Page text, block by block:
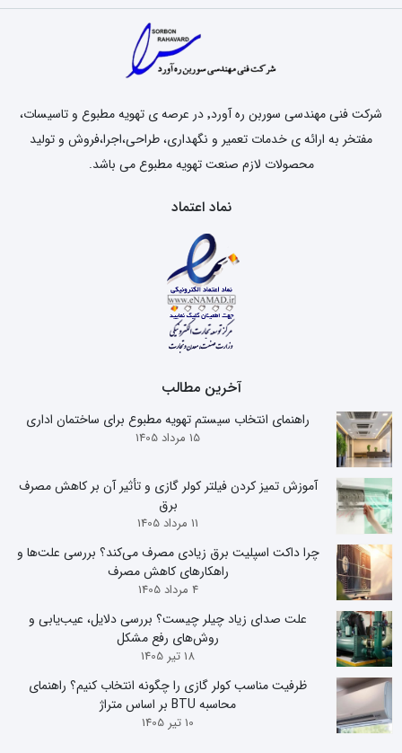
شرکت فنی مهندسی سوربن ره آورد٬ در عرصه ی تهویه مطبوع و تاسیسات،
مفتخر به ارائه ی خدمات تعمیر و نگهداری، طراحی،اجرا،فروش و تولید
محصولات لازم صنعت تهویه مطبوع می باشد.
نماد اعتماد
آخرین مطالب
راهنمای انتخاب سیستم تهویه مطبوع برای ساختمان اداری
15 مرداد 1405
آموزش تمیز کردن فیلتر کولر گازی و تأثیر آن بر کاهش مصرف
برق
11 مرداد 1405
چرا داکت اسپلیت برق زیادی مصرف می‌کند؟ بررسی علت‌ها و
راهکارهای کاهش مصرف
4 مرداد 1405
علت صدای زیاد چیلر چیست؟ بررسی دلایل، عیب‌یابی و
روش‌های رفع مشکل
18 تیر 1405
ظرفیت مناسب کولر گازی را چگونه انتخاب کنیم؟ راهنمای
محاسبه BTU بر اساس متراژ
10 تیر 1405